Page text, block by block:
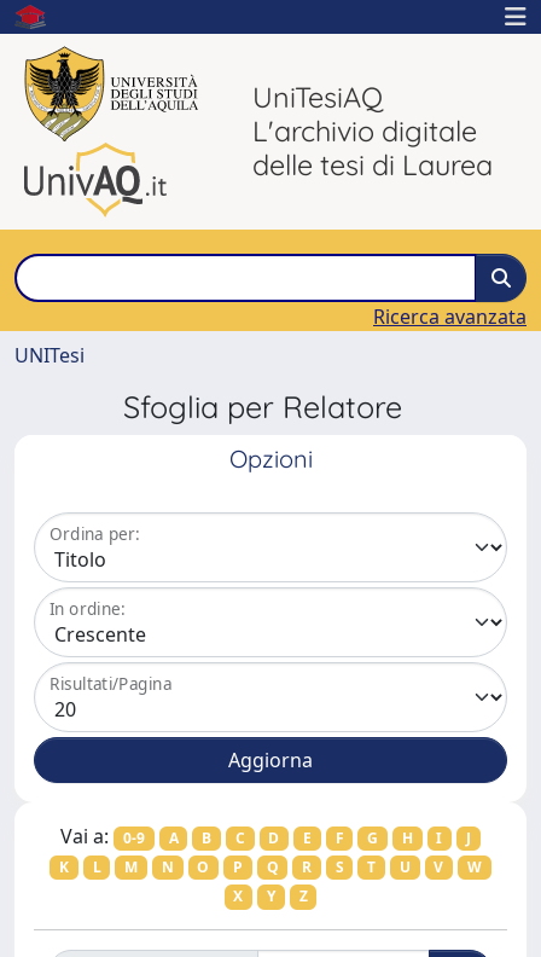
UniTesiAQ
L'archivio digitale
delle tesi di Laurea
Ricerca avanzata
UNITesi
Sfoglia per Relatore
Opzioni
Ordina per:
In ordine:
Risultati/Pagina
Vai a: 0-9 A B C D E F G H I
J
K
L M N O P Q R S T U V
W
X
Y Z